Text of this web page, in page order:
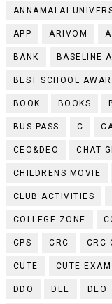
ANNAMALAI
APP ARIVOM
BANK BASELINE
BEST SCHOOL
BOOK BOOKS
BUS PASS C
CEO&DEO CHAT
CHILDRENS MOVIE
CLUB ACTIVITIES
COLLEGE ZONE
CPS CRC CRC
CUTE CUTE EXAM
DDO DEE DEO